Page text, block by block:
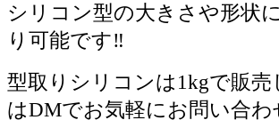
シリコン型の大きさや形状
り可能です‼️
型取りシリコンは1kgで販
はDMでお気軽にお問い合わ